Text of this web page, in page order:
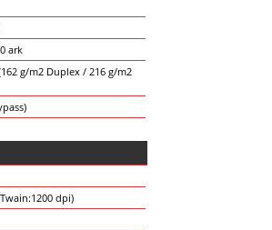
ark
g/m2 Duplex / 216 g/m2
dpi)